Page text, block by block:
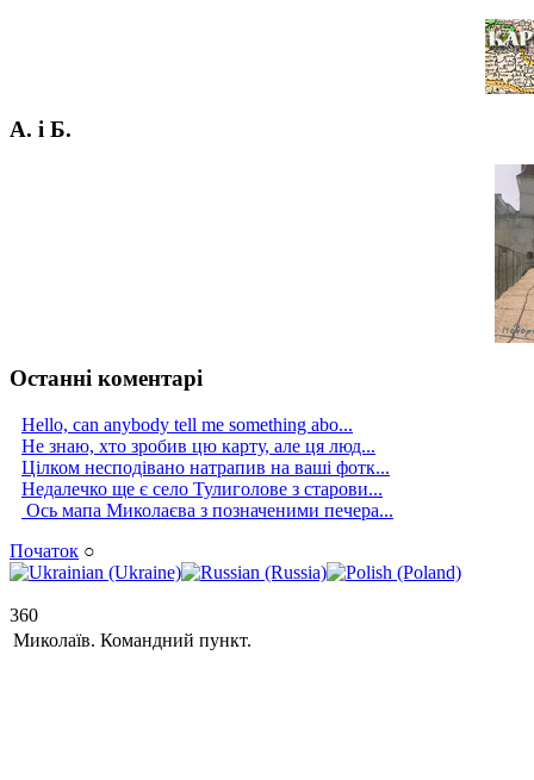
А. і Б.
Останні коментарі
Hello, can anybody tell me something abo...
Не знаю, хто зробив цю карту, але ця люд...
Цілком несподівано натрапив на ваші фотк...
Недалечко ще є село Тулиголове з старови...
Ось мапа Миколаєва з позначеними печера...
Початок ○
360
Миколаїв. Командний пункт.